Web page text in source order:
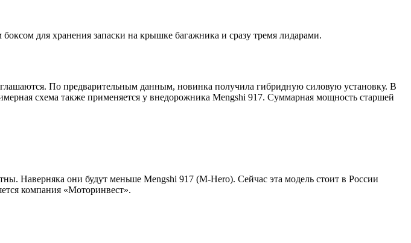
для хранения запаски на крышке багажника и сразу тремя лидарами.
По предварительным данным, новинка получила гибридную силовую установку. В
схема также применяется у внедорожника Mengshi 917. Суммарная мощность старшей
Наверняка они будут меньше Mengshi 917 (M-Hero). Сейчас эта модель стоит в России
компания «Моторинвест».